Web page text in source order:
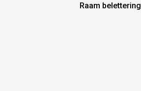
Raam belettering